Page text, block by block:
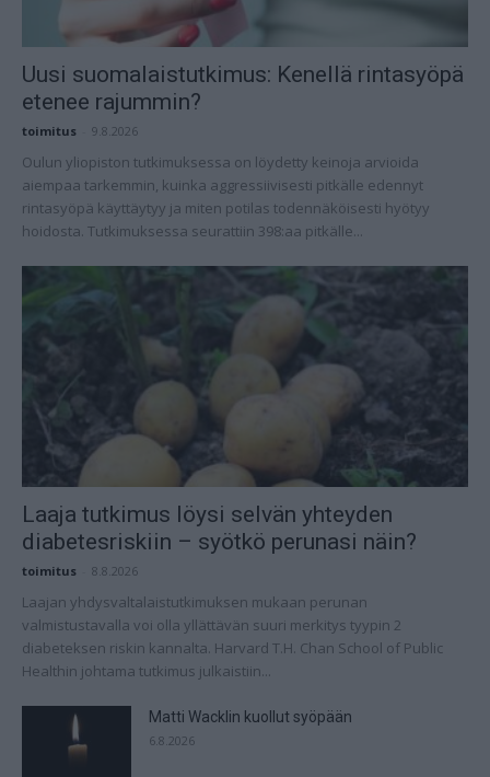
Uusi suomalaistutkimus: Kenellä rintasyöpä
etenee rajummin?
toimitus 9.8.2026
Oulun yliopiston tutkimuksessa on löydetty keinoja arvioida
aiempaa tarkemmin, kuinka aggressiivisesti pitkälle edennyt
rintasyöpä käyttäytyy ja miten potilas todennäköisesti hyötyy
hoidosta. Tutkimuksessa seurattiin 398:aa pitkälle...
Laaja tutkimus löysi selvän yhteyden
diabetesriskiin – syötkö perunasi näin?
toimitus 8.8.2026
Laajan yhdysvaltalaistutkimuksen mukaan perunan
valmistustavalla voi olla yllättävän suuri merkitys tyypin 2
diabeteksen riskin kannalta. Harvard T.H. Chan School of Public
Healthin johtama tutkimus julkaistiin...
Matti Wacklin kuollut syöpään
6.8.2026